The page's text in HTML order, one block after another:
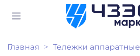
Главная Тележки аппаратные